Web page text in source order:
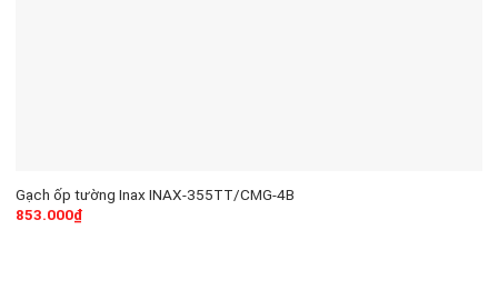
Gạch ốp tường Inax INAX-355TT/CMG-4B
853.000₫